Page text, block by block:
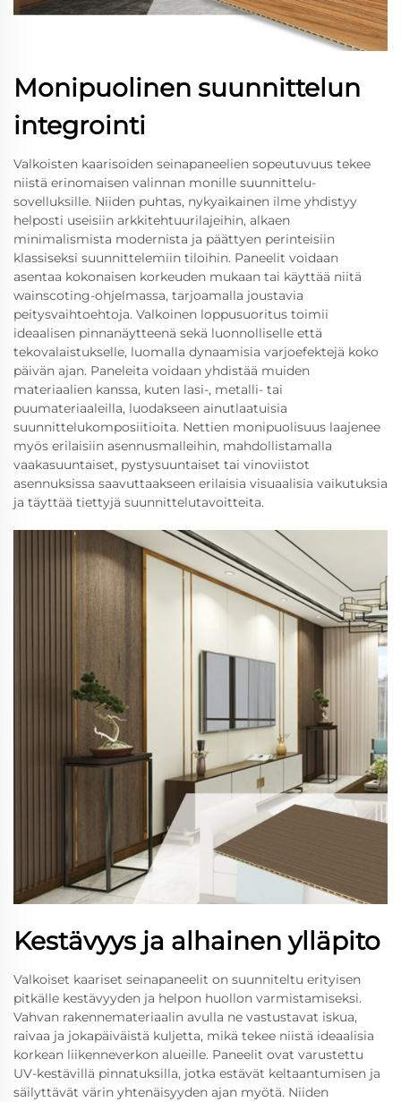
Monipuolinen suunnittelun
integrointi
Valkoisten kaarisoiden seinapaneelien sopeutuvuus tekee
niistä erinomaisen valinnan monille suunnittelu-
sovelluksille. Niiden puhtas, nykyaikainen ilme yhdistyy
helposti useisiin arkkitehtuurilajeihin, alkaen
minimalismista modernista ja päättyen perinteisiin
klassiseksi suunnittelemiin tiloihin. Paneelit voidaan
asentaa kokonaisen korkeuden mukaan tai käyttää niitä
wainscoting-ohjelmassa, tarjoamalla joustavia
peitysvaihtoehtoja. Valkoinen loppusuoritus toimii
ideaalisen pinnanäytteenä sekä luonnolliselle että
tekovalaistukselle, luomalla dynaamisia varjoefektejä koko
päivän ajan. Paneleita voidaan yhdistää muiden
materiaalien kanssa, kuten lasi-, metalli- tai
puumateriaaleilla, luodakseen ainutlaatuisia
suunnittelukomposiitioita. Nettien monipuolisuus laajenee
myös erilaisiin asennusmalleihin, mahdollistamalla
vaakasuuntaiset, pystysuuntaiset tai vinoviistot
asennuksissa saavuttaakseen erilaisia visuaalisia vaikutuksia
ja täyttää tiettyjä suunnittelutavoitteita.
Kestävyys ja alhainen ylläpito
Valkoiset kaariset seinapaneelit on suunniteltu erityisen
pitkälle kestävyyden ja helpon huollon varmistamiseksi.
Vahvan rakennemateriaalin avulla ne vastustavat iskua,
raivaa ja jokapäiväistä kuljetta, mikä tekee niistä ideaalisia
korkean liikenneverkon alueille. Paneelit ovat varustettu
UV-kestävillä pinnatuksilla, jotka estävät keltaantumisen ja
säilyttävät värin yhtenäisyyden ajan myötä. Niiden